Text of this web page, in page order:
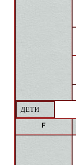
ДЕТИ
F